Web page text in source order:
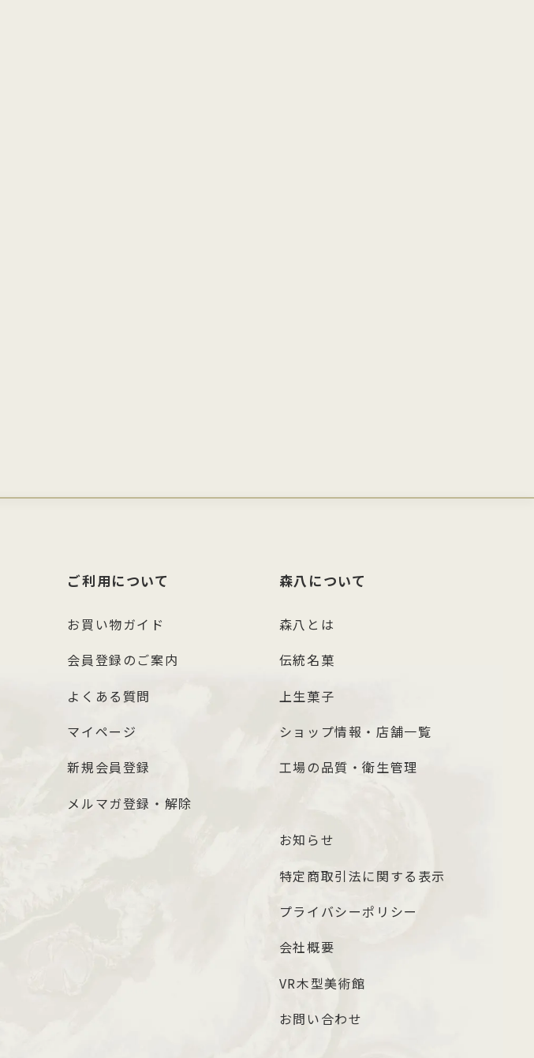
ご利用について
お買い物ガイド
会員登録のご案内
よくある質問
マイページ
新規会員登録
メルマガ登録・解除
森八について
森八とは
伝統名菓
上生菓子
ショップ情報・店舗一覧
工場の品質・衛生管理
お知らせ
特定商取引法に関する表示
プライバシーポリシー
会社概要
VR木型美術館
お問い合わせ